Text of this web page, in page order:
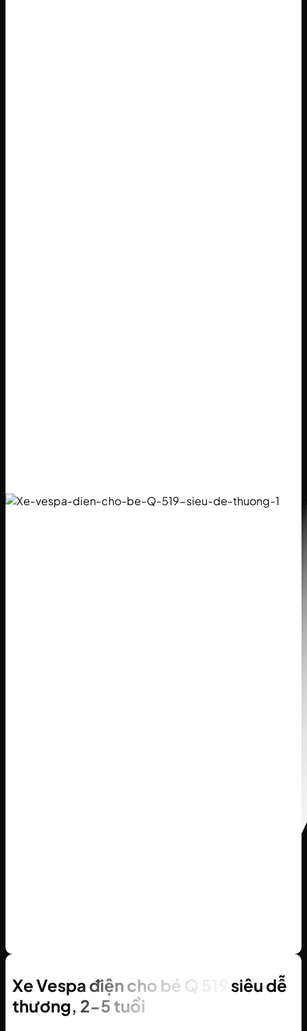
Xe Vespa điện cho bé Q 519 siêu dễ
thương, 2-5 tuổi